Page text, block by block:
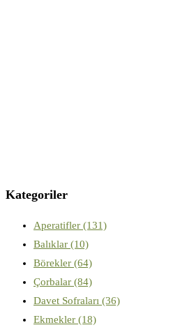
Kategoriler
Aperatifler (131)
Balıklar (10)
Börekler (64)
Çorbalar (84)
Davet Sofraları (36)
Ekmekler (18)